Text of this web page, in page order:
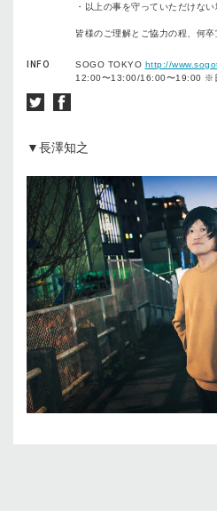
・以上の事を守っていただけな
皆様のご理解とご協力の程、何卒
INFO SOGO TOKYO http://
12:00〜13:00/16:00〜19:00 ※
▼長澤知之